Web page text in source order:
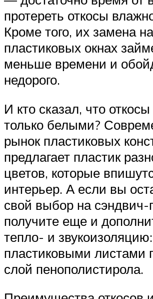
протереть откосы
Кроме того, их замена на
пластиковых окнах
меньше времени и
недорого.
И кто сказал, что
только белыми?
рынок пластиковых
предлагает пластик
цветов, которые
интерьер. А если вы
свой выбор на сэндвич-
получите еще и
тепло- и
пластиковыми листами
слой пенополистирола.